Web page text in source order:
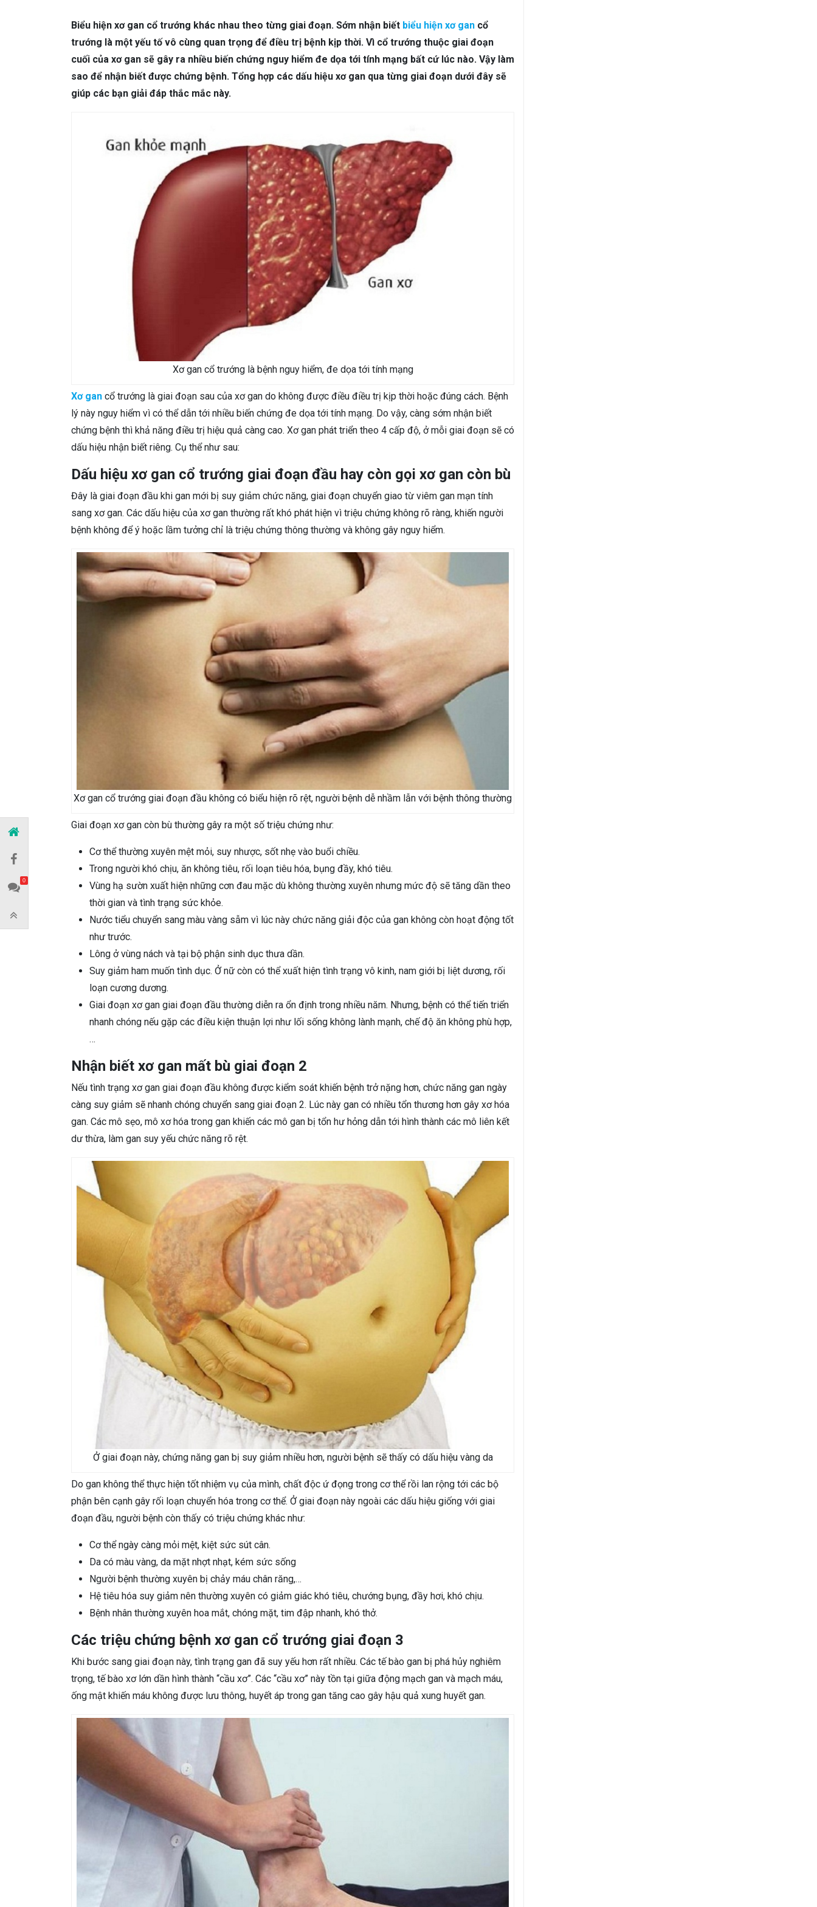
NHA KHOA Viêm Nướu Răng Sâu Răng Viêm Nha Chu Đau Răng Răng Ê Buốt
Biểu hiện xơ gan cổ trướng khác nhau theo từng giai đoạn. Sớm nhận biết biểu hiện xơ gan cổ
trướng là một yếu tố vô cùng quan trọng để điều trị bệnh kịp thời. Vì cổ trướng thuộc giai đoạn
cuối của xơ gan sẽ gây ra nhiều biến chứng nguy hiểm đe dọa tới tính mạng bất cứ lúc nào. Vậy làm
sao để nhận biết được chứng bệnh. Tổng hợp các dấu hiệu xơ gan qua từng giai đoạn dưới đây sẽ
giúp các bạn giải đáp thắc mắc này.
Xơ gan cổ trướng là bệnh nguy hiểm, đe dọa tới tính mạng
Xơ gan cổ trướng là giai đoạn sau của xơ gan do không được điều điều trị kịp thời hoặc đúng cách. Bệnh
lý này nguy hiểm vì có thể dẫn tới nhiều biến chứng đe dọa tới tính mạng. Do vậy, càng sớm nhận biết
chứng bệnh thì khả năng điều trị hiệu quả càng cao. Xơ gan phát triển theo 4 cấp độ, ở mỗi giai đoạn sẽ có
dấu hiệu nhận biết riêng. Cụ thể như sau:
Dấu hiệu xơ gan cổ trướng giai đoạn đầu hay còn gọi xơ gan còn bù
Đây là giai đoạn đầu khi gan mới bị suy giảm chức năng, giai đoạn chuyển giao từ viêm gan mạn tính
sang xơ gan. Các dấu hiệu của xơ gan thường rất khó phát hiện vì triệu chứng không rõ ràng, khiến người
bệnh không để ý hoặc lầm tưởng chỉ là triệu chứng thông thường và không gây nguy hiểm.
Xơ gan cổ trướng giai đoạn đầu không có biểu hiện rõ rệt, người bệnh dễ nhầm lẫn với bệnh thông thường
Giai đoạn xơ gan còn bù thường gây ra một số triệu chứng như:
Cơ thể thường xuyên mệt mỏi, suy nhược, sốt nhẹ vào buổi chiều.
Trong người khó chịu, ăn không tiêu, rối loạn tiêu hóa, bụng đầy, khó tiêu.
Vùng hạ sườn xuất hiện những cơn đau mặc dù không thường xuyên nhưng mức độ sẽ tăng dần theo
thời gian và tình trạng sức khỏe.
Nước tiểu chuyển sang màu vàng sẫm vì lúc này chức năng giải độc của gan không còn hoạt động tốt
như trước.
Lông ở vùng nách và tại bộ phận sinh dục thưa dần.
Suy giảm ham muốn tình dục. Ở nữ còn có thể xuất hiện tình trạng vô kinh, nam giới bị liệt dương, rối
loạn cương dương.
Giai đoạn xơ gan giai đoạn đầu thường diễn ra ổn định trong nhiều năm. Nhưng, bệnh có thể tiến triển
nhanh chóng nếu gặp các điều kiện thuận lợi như lối sống không lành mạnh, chế độ ăn không phù hợp,
…
Nhận biết xơ gan mất bù giai đoạn 2
Nếu tình trạng xơ gan giai đoạn đầu không được kiểm soát khiến bệnh trở nặng hơn, chức năng gan ngày
càng suy giảm sẽ nhanh chóng chuyển sang giai đoạn 2. Lúc này gan có nhiều tổn thương hơn gây xơ hóa
gan. Các mô sẹo, mô xơ hóa trong gan khiến các mô gan bị tổn hư hỏng dẫn tới hình thành các mô liên kết
dư thừa, làm gan suy yếu chức năng rõ rệt.
Ở giai đoạn này, chứng năng gan bị suy giảm nhiều hơn, người bệnh sẽ thấy có dấu hiệu vàng da
Do gan không thể thực hiện tốt nhiệm vụ của mình, chất độc ứ đọng trong cơ thể rồi lan rộng tới các bộ
phận bên cạnh gây rối loạn chuyển hóa trong cơ thể. Ở giai đoạn này ngoài các dấu hiệu giống với giai
đoạn đầu, người bệnh còn thấy có triệu chứng khác như:
Cơ thể ngày càng mỏi mệt, kiệt sức sút cân.
Da có màu vàng, da mặt nhợt nhạt, kém sức sống
Người bệnh thường xuyên bị chảy máu chân răng,…
Hệ tiêu hóa suy giảm nên thường xuyên có giảm giác khó tiêu, chướng bụng, đầy hơi, khó chịu.
Bệnh nhân thường xuyên hoa mắt, chóng mặt, tim đập nhanh, khó thở.
Các triệu chứng bệnh xơ gan cổ trướng giai đoạn 3
Khi bước sang giai đoạn này, tình trạng gan đã suy yếu hơn rất nhiều. Các tế bào gan bị phá hủy nghiêm
trọng, tế bào xơ lớn dần hình thành “cầu xơ”. Các “cầu xơ” này tồn tại giữa động mạch gan và mạch máu,
ống mật khiến máu không được lưu thông, huyết áp trong gan tăng cao gây hậu quả xung huyết gan.
0